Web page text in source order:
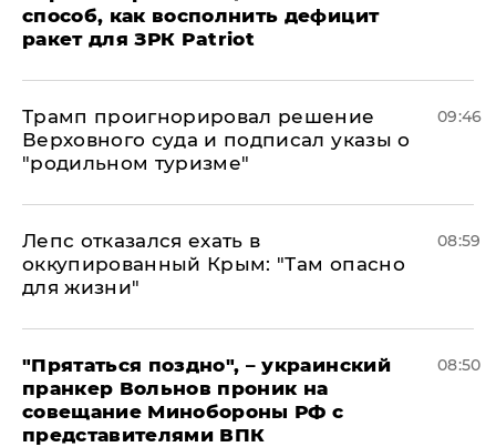
способ, как восполнить дефицит
ракет для ЗРК Patriot
Трамп проигнорировал решение
Верховного суда и подписал указы о
"родильном туризме"
09:46
Лепс отказался ехать в
оккупированный Крым: "Там опасно
для жизни"
08:59
"Прятаться поздно", – украинский
пранкер Вольнов проник на
совещание Минобороны РФ с
представителями ВПК
08:50